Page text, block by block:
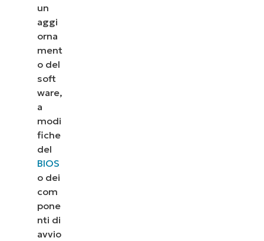
un
aggi
orna
ment
o del
soft
ware,
a
modi
fiche
del
BIOS
o dei
com
pone
nti di
avvio